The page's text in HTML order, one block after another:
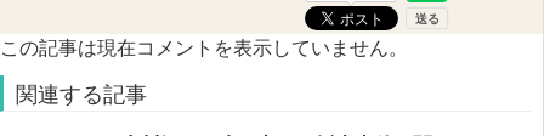
この記事は現在コメントを表示していません。
関連する記事